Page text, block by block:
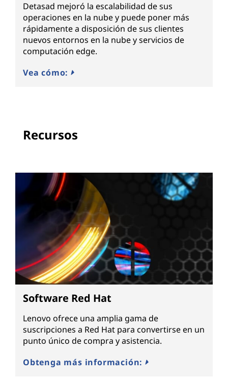
Detasad mejoró la escalabilidad de sus
operaciones en la nube y puede poner más
rápidamente a disposición de sus clientes
nuevos entornos en la nube y servicios de
computación edge.
Vea cómo:
Recursos
Software Red Hat
Lenovo ofrece una amplia gama de
suscripciones a Red Hat para convertirse en un
punto único de compra y asistencia.
Obtenga más información: